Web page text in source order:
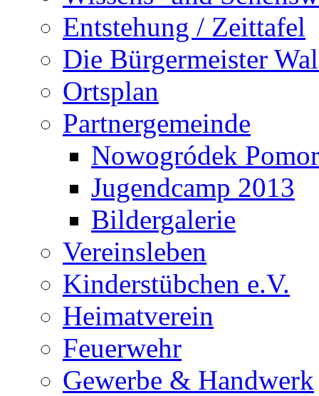
Entstehung / Zeittafel
Die Bürgermeister
Ortsplan
Partnergemeinde
Nowogródek
Jugendcamp 2013
Bildergalerie
Vereinsleben
Kinderstübchen e.V.
Heimatverein
Feuerwehr
Gewerbe & Handwerk